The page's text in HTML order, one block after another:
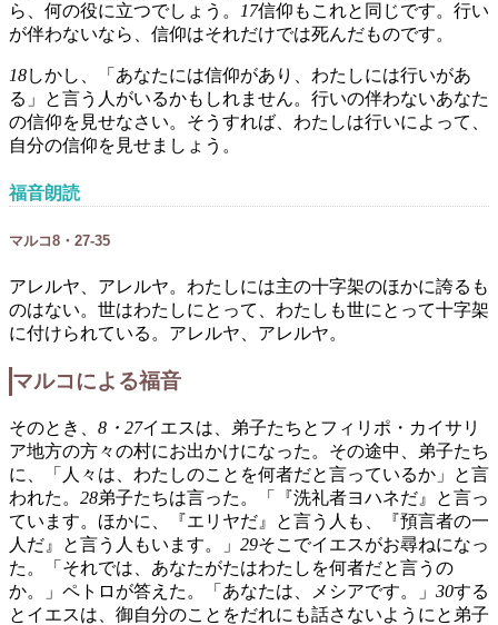
ら、何の役に立つでしょう。 17信仰もこれと同じです。行い
が伴わないなら、信仰はそれだけでは死んだものです。
18しかし、「あなたには信仰があり、わたしには行いがあ
る」と言う人がいるかもしれません。行いの伴わないあなた
の信仰を見せなさい。そうすれば、わたしは行いによって、
自分の信仰を見せましょう。
福音朗読
マルコ8・27-35
アレルヤ、アレルヤ。わたしには主の十字架のほかに誇るも
のはない。世はわたしにとって、わたしも世にとって十字架
に付けられている。アレルヤ、アレルヤ。
マルコによる福音
そのとき、 8・27イエスは、弟子たちとフィリポ・カイサリ
ア地方の方々の村にお出かけになった。その途中、弟子たち
に、「人々は、わたしのことを何者だと言っているか」と言
われた。 28弟子たちは言った。「『洗礼者ヨハネだ』と言っ
ています。ほかに、『エリヤだ』と言う人も、『預言者の一
人だ』と言う人もいます。」 29そこでイエスがお尋ねになっ
た。「それでは、あなたがたはわたしを何者だと言うの
か。」ペトロが答えた。「あなたは、メシアです。」 30する
とイエスは、御自分のことをだれにも話さないようにと弟子